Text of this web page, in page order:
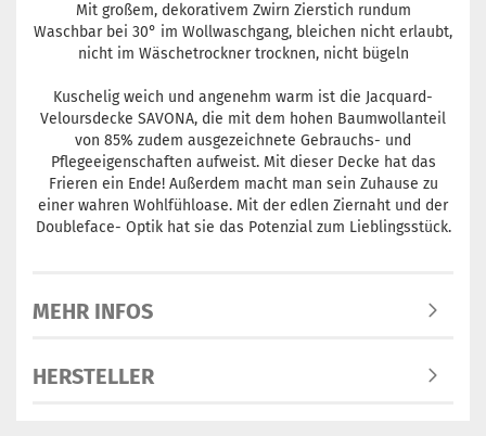
Mit großem, dekorativem Zwirn Zierstich rundum
Waschbar bei 30° im Wollwaschgang, bleichen nicht erlaubt,
nicht im Wäschetrockner trocknen, nicht bügeln
Kuschelig weich und angenehm warm ist die Jacquard-
Veloursdecke SAVONA, die mit dem hohen Baumwollanteil
von 85% zudem ausgezeichnete Gebrauchs- und
Pflegeeigenschaften aufweist. Mit dieser Decke hat das
Frieren ein Ende! Außerdem macht man sein Zuhause zu
einer wahren Wohlfühloase. Mit der edlen Ziernaht und der
Doubleface- Optik hat sie das Potenzial zum Lieblingsstück.
MEHR INFOS
HERSTELLER